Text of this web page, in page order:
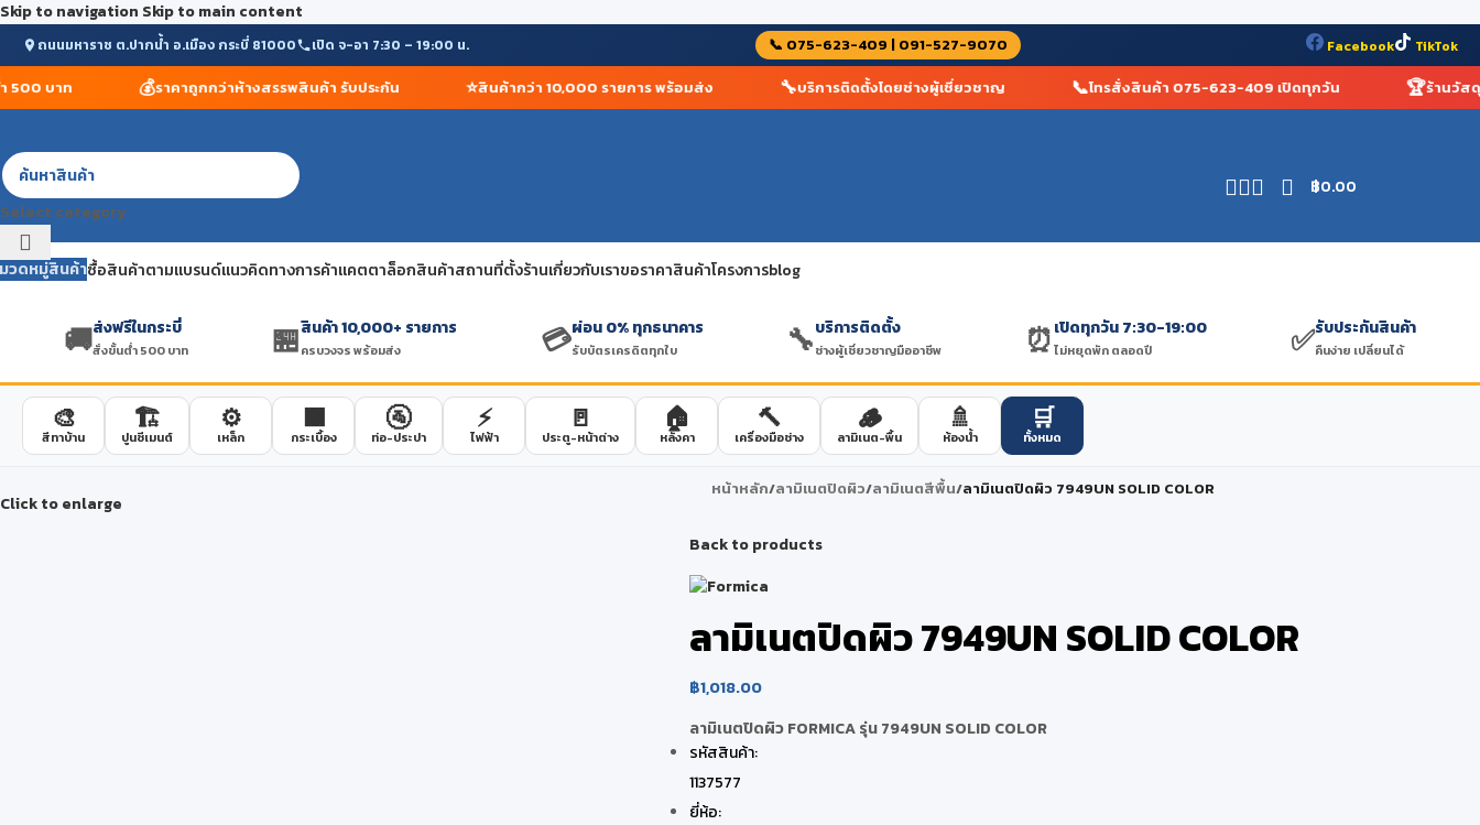
Skip to navigation Skip to main content
ถนนมหาราช ต.ปากน้ำ อ.เมือง กระบี่ 81000 เปิด จ-อา 7:30 – 19:00 น. 📞 075-623-409 | 091-527-9070 Facebook TikTok
บาท ราคาถูกกว่าห้างสรรพสินค้า รับประกัน สินค้ากว่า 10,000 รายการ พร้อมส่ง บริการติดตั้งโดยช่างผู้เชี่ยวชาญ โทรสั่งสินค้า 075-623-409 เปิดทุกวัน ร้านวัสดุก่อ
Select category
฿0.00
วดหมู่สินค้าซื้อสินค้าตามแบรนด์แนวคิดทางการค้าแคตตาล็อกสินค้าสถานที่ตั้งร้านเกี่ยวกับเราขอราคาสินค้าโครงการblog
🚚ส่งฟรีในกระบี่
สั่งขั้นต่ำ 500 บาท 🏪สินค้า 10,000+ รายการ
ครบวงจร พร้อมส่ง 💳ผ่อน 0% ทุกธนาคาร
รับบัตรเครดิตทุกใบ 🔧บริการติดตั้ง
ช่างผู้เชี่ยวชาญมืออาชีพ ⏰เปิดทุกวัน 7:30-19:00
ไม่หยุดพัก ตลอดปี ✅รับประกันสินค้า
คืนง่าย เปลี่ยนได้
🎨
สีทาบ้าน
🏗️
ปูนซีเมนต์
⚙️
เหล็ก
🟫
กระเบื้อง
🚰
ท่อ-ประปา
⚡
ไฟฟ้า
🚪
ประตู-หน้าต่าง
🏠
หลังคา
🔨
เครื่องมือช่าง
🪵
ลามิเนต-พื้น
🚿
ห้องน้ำ
🛒
ทั้งหมด
Click to enlarge
หน้าหลัก/ลามิเนตปิดผิว/ลามิเนตสีพื้น/ลามิเนตปิดผิว 7949UN SOLID COLOR
Back to products
ลามิเนตปิดผิว 7949UN SOLID COLOR
฿1,018.00
ลามิเนตปิดผิว FORMICA รุ่น 7949UN SOLID COLOR
รหัสสินค้า:
1137577
ยี่ห้อ: